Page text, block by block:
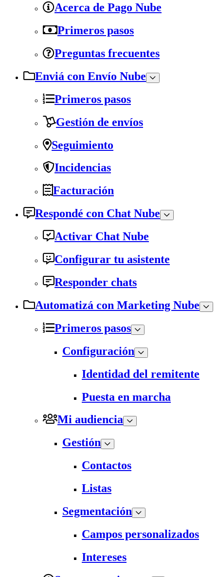
Acerca de Pago Nube
Primeros pasos
Preguntas frecuentes
Enviá con Envío Nube
Primeros pasos
Gestión de envíos
Seguimiento
Incidencias
Facturación
Respondé con Chat Nube
Activar Chat Nube
Configurar tu asistente
Responder chats
Automatizá con Marketing Nube
Primeros pasos
Configuración
Identidad del remitente
Puesta en marcha
Mi audiencia
Gestión
Contactos
Listas
Segmentación
Campos personalizados
Intereses